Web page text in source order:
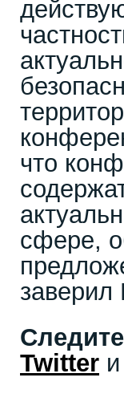
что
сфере,
заверил
Twitter и